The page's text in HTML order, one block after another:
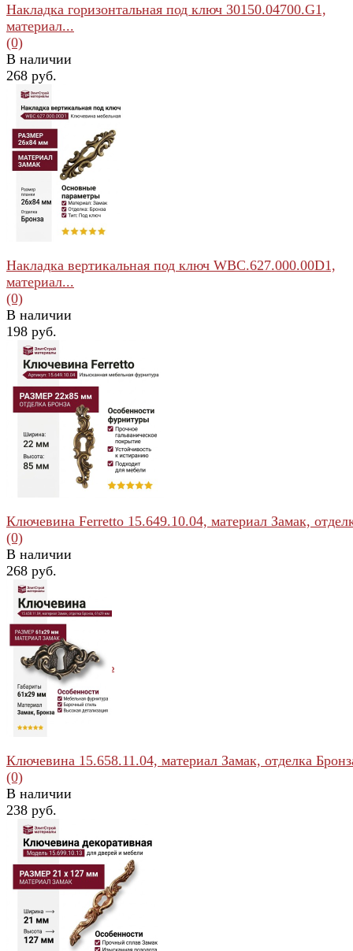
избранное сравнить
Накладка горизонтальная под ключ 30150.04700.G1,
материал...
(0)
В наличии
268 руб.
избранное сравнить
Накладка вертикальная под ключ WBC.627.000.00D1,
материал...
(0)
В наличии
198 руб.
избранное сравнить
Ключевина Ferretto 15.649.10.04, материал Замак,
(0)
В наличии
268 руб.
сравнить
Ключевина 15.658.11.04, материал Замак, отделка
(0)
В наличии
238 руб.